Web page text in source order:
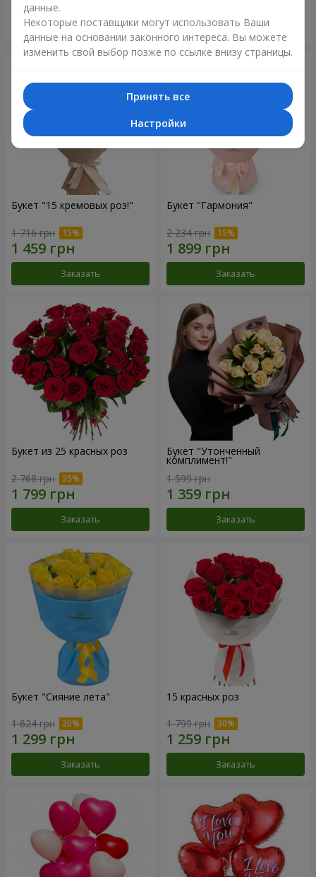
Заказать Заказать
Букет "15 кремовых роз!"
1 716 грн
Заказать
Букет "Гармония"
2 234 грн
Заказать
Букет из 25 красных роз
2 768 грн
Заказать
Букет "Утонченный
комплимент!"
1 599 грн
Заказать
Букет "Сияние лета"
1 624 грн
Заказать
15 красных роз
1 799 грн
Заказать
данные.
Некоторые поставщики могут использовать Ваши
данные на основании законного интереса. Вы можете
изменить свой выбор позже по ссылке внизу страницы.
Принять все
Настройки